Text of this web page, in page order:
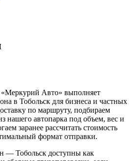
«Меркурий Авто» выполняет
в Тобольск для бизнеса и частных
по маршруту, подбираем
нашего автопарка под объем, вес и
заранее рассчитать стоимость
формат отправки.
— Тобольск доступны как